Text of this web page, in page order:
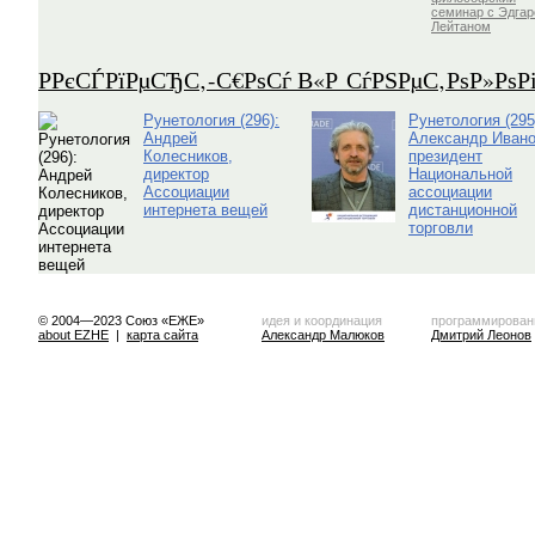
семинар с
Лейтаном
Р­РєСЃРїРµСЂС‚-С€РѕСѓ В«Р
Рунетология (296):
Андрей
Колесников,
директор
Ассоциации
интернета вещей
Рунетология
Александр
президент
Национальной
ассоциации
дистанционной
торговли
© 2004—2023 Союз «ЕЖЕ»
about EZHE | карта сайта
идея и координация
Александр Малюков
Дмитрий Леонов